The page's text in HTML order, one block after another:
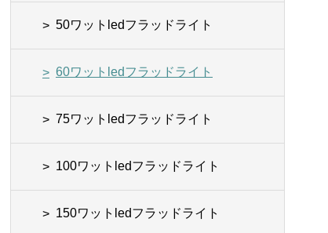
50ワットledフラッドライト
60ワットledフラッドライト
75ワットledフラッドライト
100ワットledフラッドライト
150ワットledフラッドライト